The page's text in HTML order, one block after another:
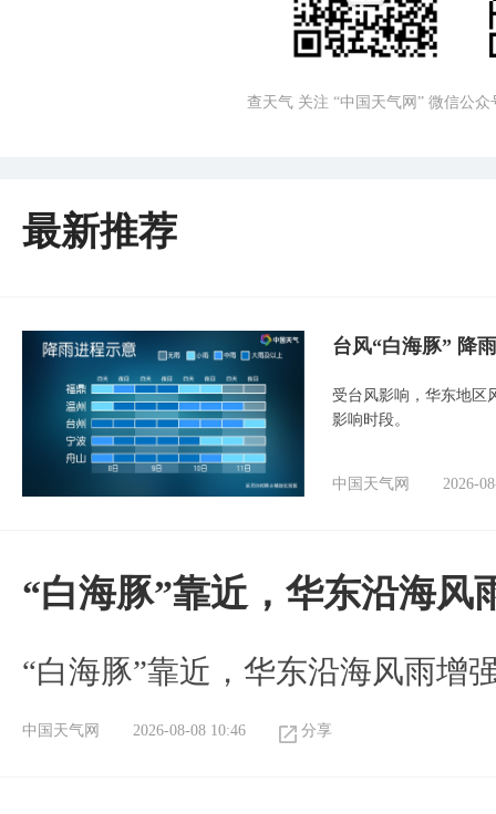
查天气 关注 “中国天气网” 微信公众
最新推荐
台风“白海豚” 降
受台风影响，华东地区
影响时段。
中国天气网 2026-
“白海豚”靠近，华东沿海风
“白海豚”靠近，华东沿海风雨增
中国天气网 2026-08-08 10:46 分享